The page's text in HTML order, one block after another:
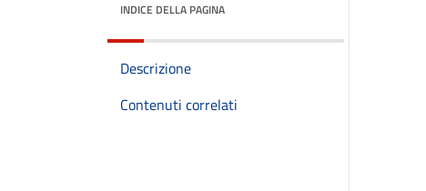
INDICE DELLA PAGINA
Descrizione
Contenuti correlati